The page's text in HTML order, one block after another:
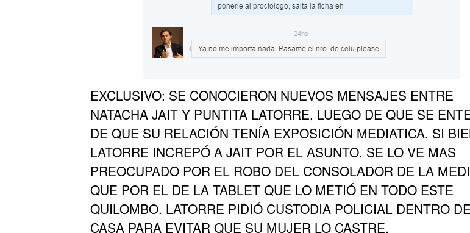
EXCLUSIVO: SE CONOCIERON NUEVOS MENSAJES ENTRE
NATACHA JAIT Y PUNTITA LATORRE, LUEGO DE QUE SE
DE QUE SU RELACIÓN TENÍA EXPOSICIÓN MEDIATICA. SI
LATORRE INCREPÓ A JAIT POR EL ASUNTO, SE LO VE MAS
PREOCUPADO POR EL ROBO DEL CONSOLADOR DE LA
QUE POR EL DE LA TABLET QUE LO METIÓ EN TODO ESTE
QUILOMBO. LATORRE PIDIÓ CUSTODIA POLICIAL DENTRO
CASA PARA EVITAR QUE SU MUJER LO CASTRE.